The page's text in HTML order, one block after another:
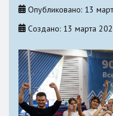
Опубликовано: 13
Создано: 13 марта